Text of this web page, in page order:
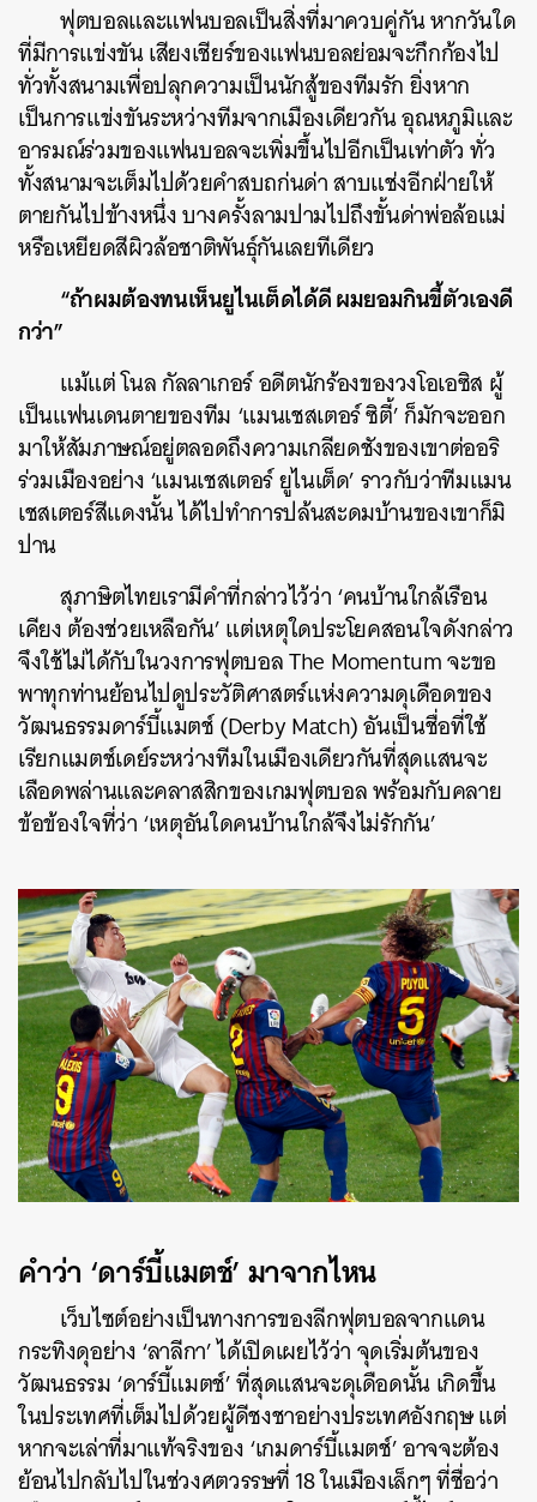
ฟุตบอลและแฟนบอลเป็นสิ่งที่มาควบคู่กัน หากวันใด
ที่มีการแข่งขัน เสียงเชียร์ของแฟนบอลย่อมจะกึกก้องไป
ทั่วทั้งสนามเพื่อปลุกความเป็นนักสู้ของทีมรัก ยิ่งหาก
เป็นการแข่งขันระหว่างทีมจากเมืองเดียวกัน อุณหภูมิและ
อารมณ์ร่วมของแฟนบอลจะเพิ่มขึ้นไปอีกเป็นเท่าตัว ทั่ว
ทั้งสนามจะเต็มไปด้วยคำสบถก่นด่า สาบแช่งอีกฝ่ายให้
ตายกันไปข้างหนึ่ง บางครั้งลามปามไปถึงขั้นด่าพ่อล้อแม่
หรือเหยียดสีผิวล้อชาติพันธ์ุกันเลยทีเดียว
“ถ้าผมต้องทนเห็นยูไนเต็ดได้ดี ผมยอมกินขี้ตัวเองดี
กว่า”
แม้แต่ โนล กัลลาเกอร์ อดีตนักร้องของวงโอเอซิส ผู้
เป็นแฟนเดนตายของทีม ‘แมนเชสเตอร์ ซิตี้’ ก็มักจะออก
มาให้สัมภาษณ์อยู่ตลอดถึงความเกลียดชังของเขาต่ออริ
ร่วมเมืองอย่าง ‘แมนเชสเตอร์ ยูไนเต็ด’ ราวกับว่าทีมแมน
เชสเตอร์สีแดงนั้น ได้ไปทำการปล้นสะดมบ้านของเขาก็มิ
ปาน
สุภาษิตไทยเรามีคำที่กล่าวไว้ว่า ‘คนบ้านใกล้เรือน
เคียง ต้องช่วยเหลือกัน’ แต่เหตุใดประโยคสอนใจดังกล่าว
จึงใช้ไม่ได้กับในวงการฟุตบอล The Momentum จะขอ
พาทุกท่านย้อนไปดูประวัติศาสตร์แห่งความดุเดือดของ
วัฒนธรรมดาร์บี้แมตช์ (Derby Match) อันเป็นชื่อที่ใช้
เรียกแมตช์เดย์ระหว่างทีมในเมืองเดียวกันที่สุดแสนจะ
เลือดพล่านและคลาสสิกของเกมฟุตบอล พร้อมกับคลาย
ข้อข้องใจที่ว่า ‘เหตุอันใดคนบ้านใกล้จึงไม่รักกัน’
คำว่า ‘ดาร์บี้แมตช์’ มาจากไหน
เว็บไซต์อย่างเป็นทางการของลีกฟุตบอลจากแดน
กระทิงดุอย่าง ‘ลาลีกา’ ได้เปิดเผยไว้ว่า จุดเริ่มต้นของ
วัฒนธรรม ‘ดาร์บี้แมตช์’ ที่สุดแสนจะดุเดือดนั้น เกิดขึ้น
ในประเทศที่เต็มไปด้วยผู้ดีชงชาอย่างประเทศอังกฤษ แต่
หากจะเล่าที่มาแท้จริงของ ‘เกมดาร์บี้แมตช์’ อาจจะต้อง
ย้อนไปกลับไปในช่วงศตวรรษที่ 18 ในเมืองเล็กๆ ที่ชื่อว่า